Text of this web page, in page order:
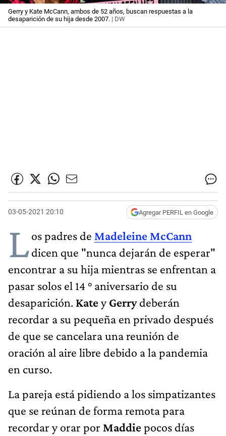
Gerry y Kate McCann, ambos de 52 años, buscan respuestas a la
desaparición de su hija desde 2007. | DW
03-05-2021 20:10 Agregar PERFIL en Google
Los padres de Madeleine McCann
dicen que "nunca dejarán de esperar"
encontrar a su hija mientras se enfrentan a
pasar solos el 14 ° aniversario de su
desaparición. KateyGerrydeberán
recordar a su pequeña en privado después
de que se cancelara una reunión de
oración al aire libre debido a la pandemia
en curso.
La pareja está pidiendo a los simpatizantes
que se reúnan de forma remota para
recordar y orar por Maddiepocos días